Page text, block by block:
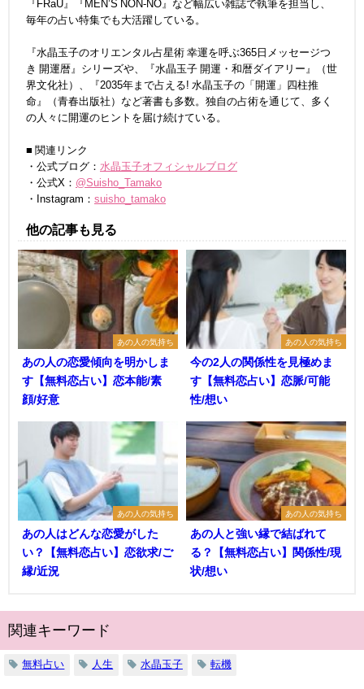
『FRaU』『MEN’S NON-NO』など幅広い雑誌で執筆を担当し、
毎年の占い特集でも大活躍している。
『水晶玉子のオリエンタル占星術 幸運を呼ぶ365日メッセージつ
き 開運暦』シリーズや、『水晶玉子 開運・和暦ダイアリー』（世
界文化社）、『2035年まで占える! 水晶玉子の「開運」四柱推
命』（青春出版社）など著書も多数。独自の占術を通じて、多く
の人々に開運のヒントを届け続けている。
■ 関連リンク
・公式ブログ： 水晶玉子オフィシャルブログ
・公式X： @Suisho_Tamako
・Instagram： suisho_tamako
他の記事も見る
あの人の気持ち
あの人の恋愛傾向を明かしま
す【無料恋占い】恋本能/素
顔/好意
あの人の気持ち
今の2人の関係性を見極めま
す【無料恋占い】恋脈/可能
性/想い
あの人の気持ち
あの人はどんな恋愛がした
い？【無料恋占い】恋欲求/ご
縁/近況
あの人の気持ち
あの人と強い縁で結ばれて
る？【無料恋占い】関係性/現
状/想い
関連キーワード
無料占い 人生 水晶玉子 転機